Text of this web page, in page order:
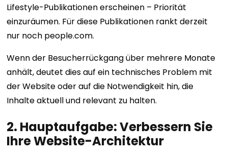
Lifestyle-Publikationen erscheinen – Priorität
einzuräumen. Für diese Publikationen rankt derzeit
nur noch people.com.
Wenn der Besucherrückgang über mehrere Monate
anhält, deutet dies auf ein technisches Problem mit
der Website oder auf die Notwendigkeit hin, die
Inhalte aktuell und relevant zu halten.
2. Hauptaufgabe: Verbessern Sie
Ihre Website-Architektur